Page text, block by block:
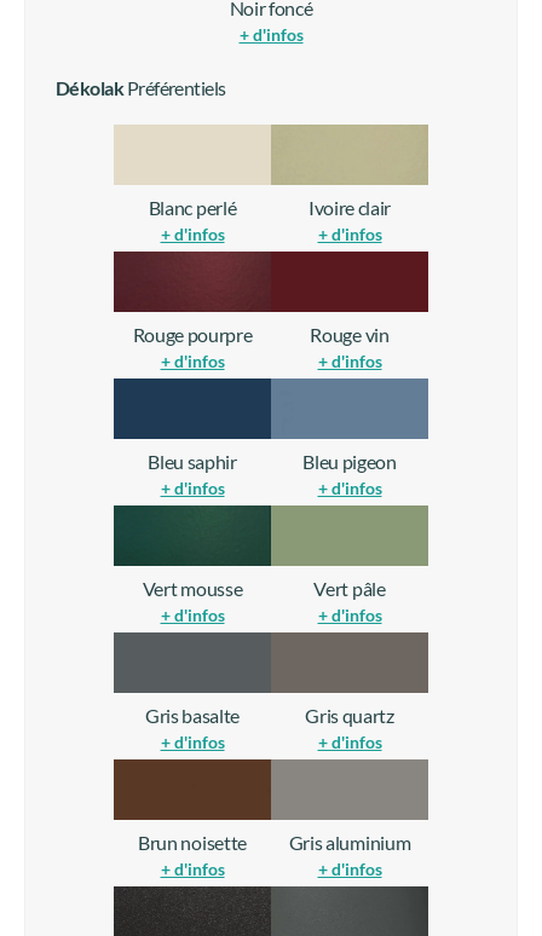
Noir foncé
+ d'infos
DékolakPréférentiels
Blanc perlé
+ d'infos
Ivoire clair
+ d'infos
Rouge pourpre
+ d'infos
Rouge vin
+ d'infos
Bleu saphir
+ d'infos
Bleu pigeon
+ d'infos
Vert mousse
+ d'infos
Vert pâle
+ d'infos
Gris basalte
+ d'infos
Gris quartz
+ d'infos
Brun noisette
+ d'infos
Gris aluminium
+ d'infos